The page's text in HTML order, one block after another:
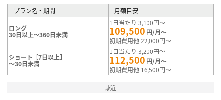
プラン名・期間 月額目安
ロング
30日以上～360日未満
1日当たり 3,100円～
109,500 円/月～
初期費用他 22,000円～
ショート【7日以上】
～30日未満
1日当たり 3,200円～
112,500 円/月～
初期費用他 16,500円～
駅近